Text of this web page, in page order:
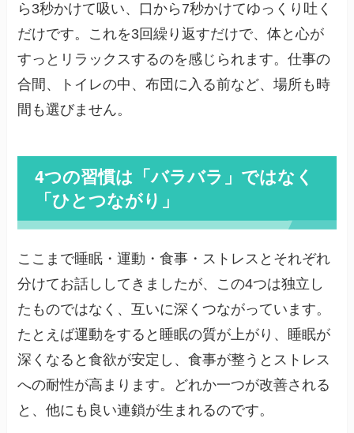
ら3秒かけて吸い、口から7秒かけてゆっくり吐く
だけです。これを3回繰り返すだけで、体と心が
すっとリラックスするのを感じられます。仕事の
合間、トイレの中、布団に入る前など、場所も時
間も選びません。
4つの習慣は「バラバラ」ではなく
「ひとつながり」
ここまで睡眠・運動・食事・ストレスとそれぞれ
分けてお話ししてきましたが、この4つは独立し
たものではなく、互いに深くつながっています。
たとえば運動をすると睡眠の質が上がり、睡眠が
深くなると食欲が安定し、食事が整うとストレス
への耐性が高まります。どれか一つが改善される
と、他にも良い連鎖が生まれるのです。